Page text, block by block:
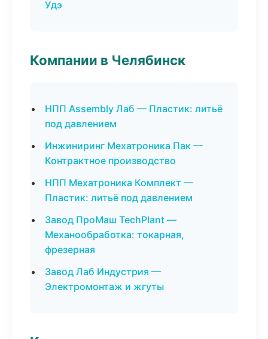
Удэ
Компании в Челябинск
НПП Assembly Лаб — Пластик: литьё
под давлением
Инжиниринг Мехатроника Пак —
Контрактное производство
НПП Мехатроника Комплект —
Пластик: литьё под давлением
Завод ПроМаш TechPlant —
Механообработка: токарная,
фрезерная
Завод Лаб Индустрия —
Электромонтаж и жгуты